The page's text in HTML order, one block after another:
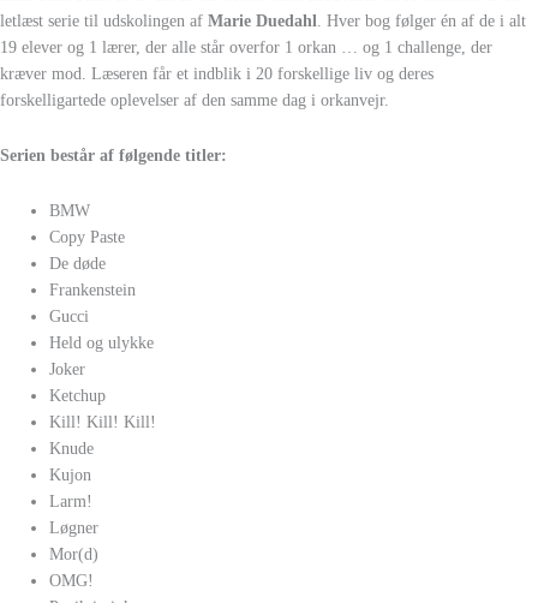
letlæst serie til udskolingen af Marie Duedahl. Hver bog følger én af de i alt
19 elever og 1 lærer, der alle står overfor 1 orkan … og 1 challenge, der
kræver mod. Læseren får et indblik i 20 forskellige liv og deres
forskelligartede oplevelser af den samme dag i orkanvejr.
Serien består af følgende titler:
BMW
Copy Paste
De døde
Frankenstein
Gucci
Held og ulykke
Joker
Ketchup
Kill! Kill! Kill!
Knude
Kujon
Larm!
Løgner
Mor(d)
OMG!